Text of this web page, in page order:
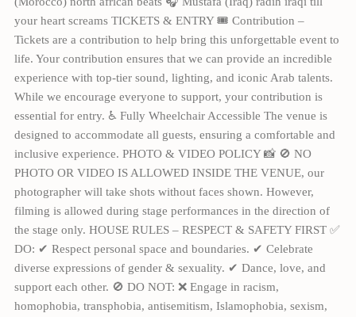
your heart screams TICKETS & ENTRY 🎟 Contribution –
Tickets are a contribution to help bring this unforgettable event to
life. Your contribution ensures that we can provide an incredible
experience with top-tier sound, lighting, and iconic Arab talents.
While we encourage everyone to support, your contribution is
essential for entry. ♿️ Fully Wheelchair Accessible The venue is
designed to accommodate all guests, ensuring a comfortable and
inclusive experience. PHOTO & VIDEO POLICY 📸 🚫 NO
PHOTO OR VIDEO IS ALLOWED INSIDE THE VENUE, our
photographer will take shots without faces shown. However,
filming is allowed during stage performances in the direction of
the stage only. HOUSE RULES – RESPECT & SAFETY FIRST ✅
DO: ✔ Respect personal space and boundaries. ✔ Celebrate
diverse expressions of gender & sexuality. ✔ Dance, love, and
support each other. 🚫 DO NOT: ❌ Engage in racism,
homophobia, transphobia, antisemitism, Islamophobia, sexism,